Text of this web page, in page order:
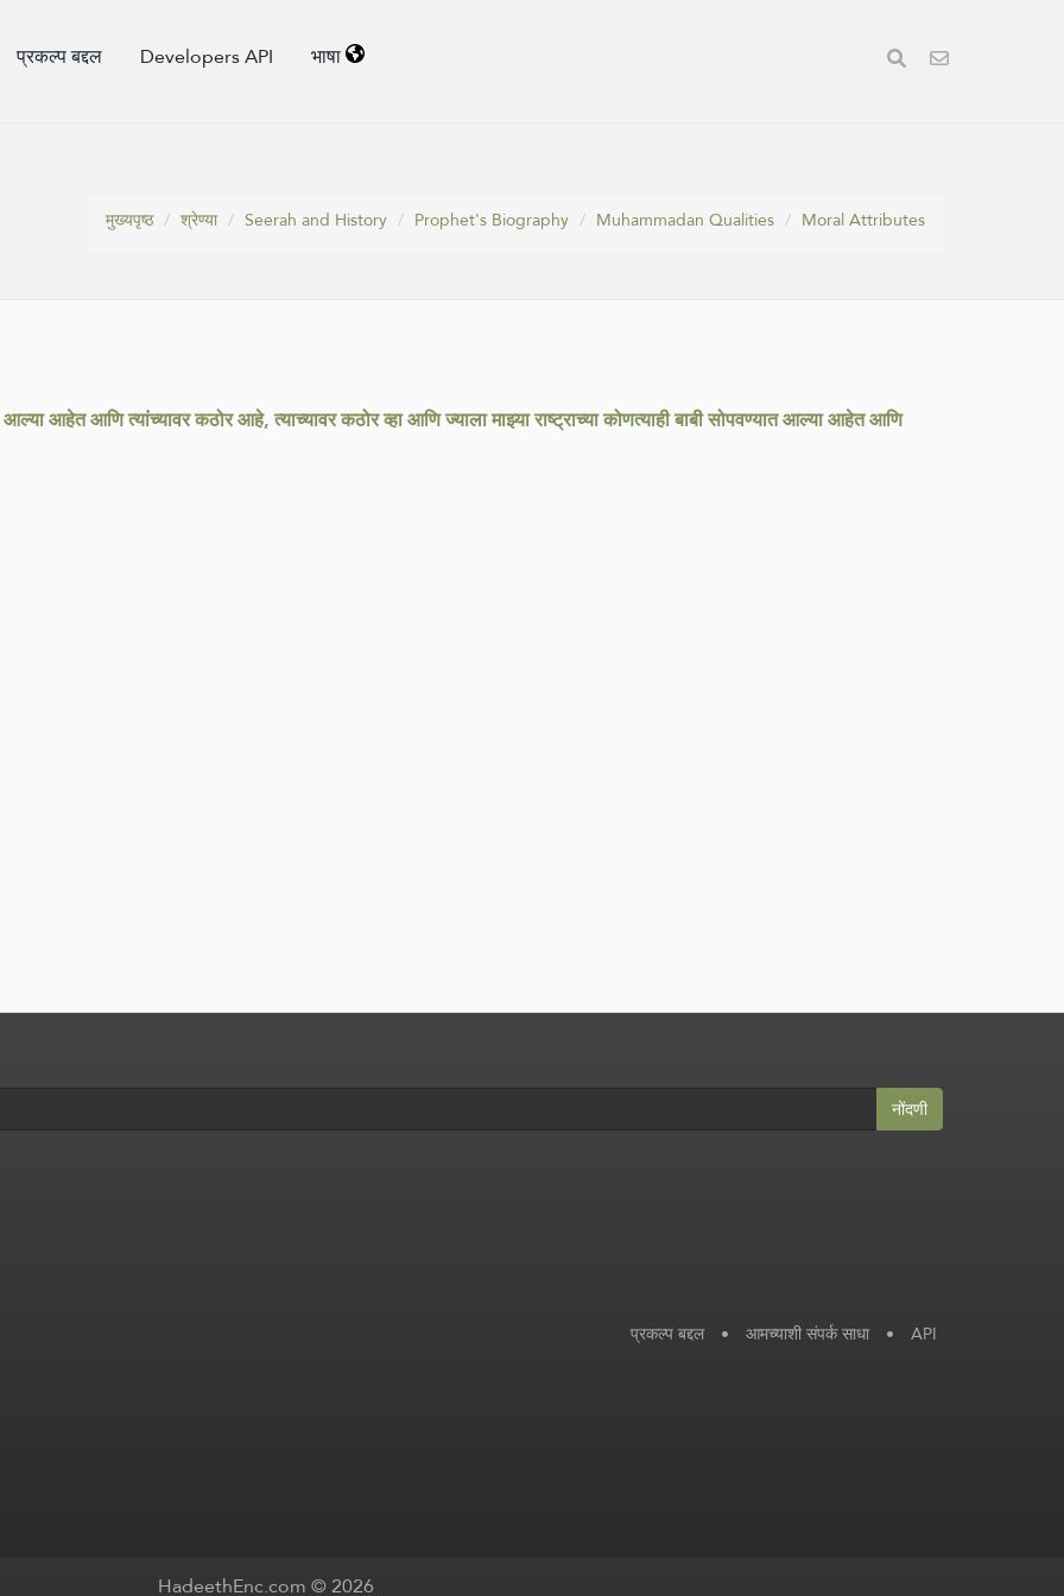
प्रकल्प बद्दल Developers API भाषा
मुख्यपृष्ठ
श्रेण्या Seerah and History Prophet's Biography Muhammadan Qualities Moral Attributes
आल्या आहेत आणि त्यांच्यावर कठोर आहे, त्याच्यावर कठोर व्हा आणि ज्याला माझ्या राष्ट्राच्या कोणत्याही बाबी सोपवण्यात आल्या आहेत आणि
नोंदणी
प्रकल्प बद्दल • आमच्याशी संपर्क साधा • API
HadeethEnc.com © 2026